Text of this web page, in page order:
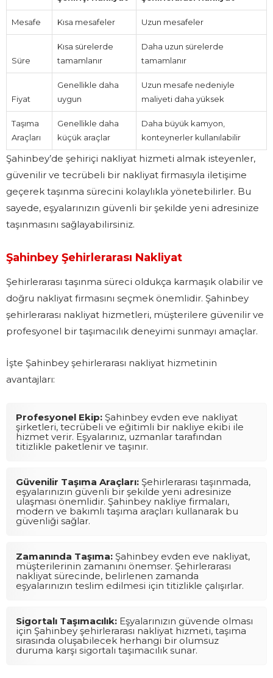
Mesafe Kısa mesafeler Uzun mesafeler
Süre
Kısa sürelerde
tamamlanır
Daha uzun sürelerde
tamamlanır
Fiyat
Genellikle daha
uygun
Uzun mesafe nedeniyle
maliyeti daha yüksek
Taşıma
Araçları
Genellikle daha
küçük araçlar
Daha büyük kamyon,
konteynerler kullanılabilir
Şahinbey’de şehiriçi nakliyat hizmeti almak isteyenler,
güvenilir ve tecrübeli bir nakliyat firmasıyla iletişime
geçerek taşınma sürecini kolaylıkla yönetebilirler. Bu
sayede, eşyalarınızın güvenli bir şekilde yeni adresinize
taşınmasını sağlayabilirsiniz.
Şahinbey Şehirlerarası Nakliyat
Şehirlerarası taşınma süreci oldukça karmaşık olabilir ve
doğru nakliyat firmasını seçmek önemlidir. Şahinbey
şehirlerarası nakliyat hizmetleri, müşterilere güvenilir ve
profesyonel bir taşımacılık deneyimi sunmayı amaçlar.
İşte Şahinbey şehirlerarası nakliyat hizmetinin
avantajları:
Profesyonel Ekip: Şahinbey evden eve nakliyat
şirketleri, tecrübeli ve eğitimli bir nakliye ekibi ile
hizmet verir. Eşyalarınız, uzmanlar tarafından
titizlikle paketlenir ve taşınır.
Güvenilir Taşıma Araçları: Şehirlerarası taşınmada,
eşyalarınızın güvenli bir şekilde yeni adresinize
ulaşması önemlidir. Şahinbey nakliye firmaları,
modern ve bakımlı taşıma araçları kullanarak bu
güvenliği sağlar.
Zamanında Taşıma: Şahinbey evden eve nakliyat,
müşterilerinin zamanını önemser. Şehirlerarası
nakliyat sürecinde, belirlenen zamanda
eşyalarınızın teslim edilmesi için titizlikle çalışırlar.
Sigortalı Taşımacılık: Eşyalarınızın güvende olması
için Şahinbey şehirlerarası nakliyat hizmeti, taşıma
sırasında oluşabilecek herhangi bir olumsuz
duruma karşı sigortalı taşımacılık sunar.